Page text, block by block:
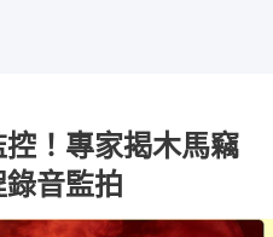
！專家揭木馬竊
音監拍